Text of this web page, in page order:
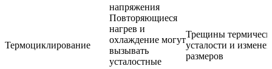
напряжения
Термоциклирование
Повторяющиеся
нагрев и
охлаждение могут
вызывать
усталостные
Трещины
усталости и
размеров